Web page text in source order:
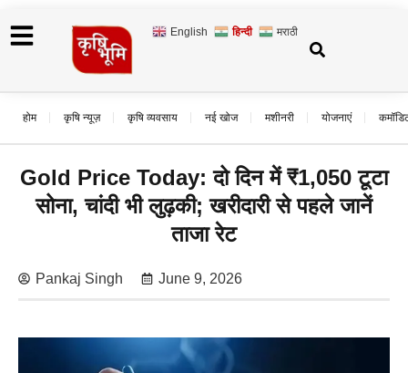
English हिन्दी मराठी
होम कृषि न्यूज़ कृषि व्यवसाय नई खोज मशीनरी योजनाएं
Gold Price Today: दो दिन में ₹1,050 टूटा
सोना, चांदी भी लुढ़की; खरीदारी से पहले जानें
ताजा रेट
Pankaj Singh June 9, 2026